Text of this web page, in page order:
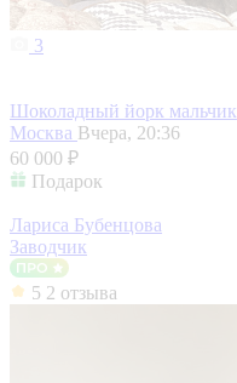
3
Шоколадный йорк мальчик
Москва Вчера, 20:36
60 000 ₽
Подарок
Лариса Бубенцова
Заводчик
5 2 отзыва